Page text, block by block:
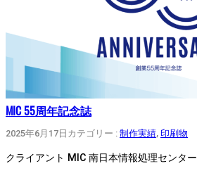
MIC 55周年記念誌
2025年6月17日 カテゴリー : 制作実績, 印刷物
クライアント MIC 南日本情報処理センター